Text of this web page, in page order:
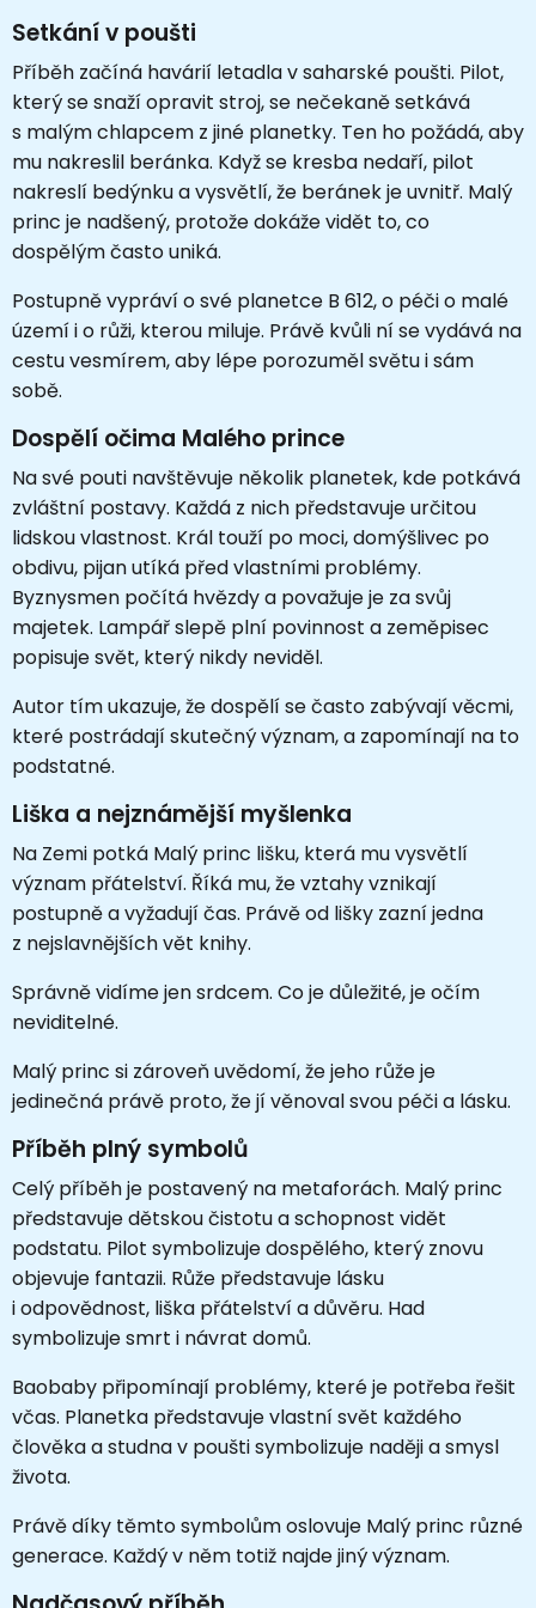
Setkání v poušti
Příběh začíná havárií letadla v saharské poušti. Pilot,
který se snaží opravit stroj, se nečekaně setkává
s malým chlapcem z jiné planetky. Ten ho požádá, aby
mu nakreslil beránka. Když se kresba nedaří, pilot
nakreslí bedýnku a vysvětlí, že beránek je uvnitř. Malý
princ je nadšený, protože dokáže vidět to, co
dospělým často uniká.
Postupně vypráví o své planetce B 612, o péči o malé
území i o růži, kterou miluje. Právě kvůli ní se vydává na
cestu vesmírem, aby lépe porozuměl světu i sám
sobě.
Dospělí očima Malého prince
Na své pouti navštěvuje několik planetek, kde potkává
zvláštní postavy. Každá z nich představuje určitou
lidskou vlastnost. Král touží po moci, domýšlivec po
obdivu, pijan utíká před vlastními problémy.
Byznysmen počítá hvězdy a považuje je za svůj
majetek. Lampář slepě plní povinnost a zeměpisec
popisuje svět, který nikdy neviděl.
Autor tím ukazuje, že dospělí se často zabývají věcmi,
které postrádají skutečný význam, a zapomínají na to
podstatné.
Liška a nejznámější myšlenka
Na Zemi potká Malý princ lišku, která mu vysvětlí
význam přátelství. Říká mu, že vztahy vznikají
postupně a vyžadují čas. Právě od lišky zazní jedna
z nejslavnějších vět knihy.
Správně vidíme jen srdcem. Co je důležité, je očím
neviditelné.
Malý princ si zároveň uvědomí, že jeho růže je
jedinečná právě proto, že jí věnoval svou péči a lásku.
Příběh plný symbolů
Celý příběh je postavený na metaforách. Malý princ
představuje dětskou čistotu a schopnost vidět
podstatu. Pilot symbolizuje dospělého, který znovu
objevuje fantazii. Růže představuje lásku
i odpovědnost, liška přátelství a důvěru. Had
symbolizuje smrt i návrat domů.
Baobaby připomínají problémy, které je potřeba řešit
včas. Planetka představuje vlastní svět každého
člověka a studna v poušti symbolizuje naději a smysl
života.
Právě díky těmto symbolům oslovuje Malý princ různé
generace. Každý v něm totiž najde jiný význam.